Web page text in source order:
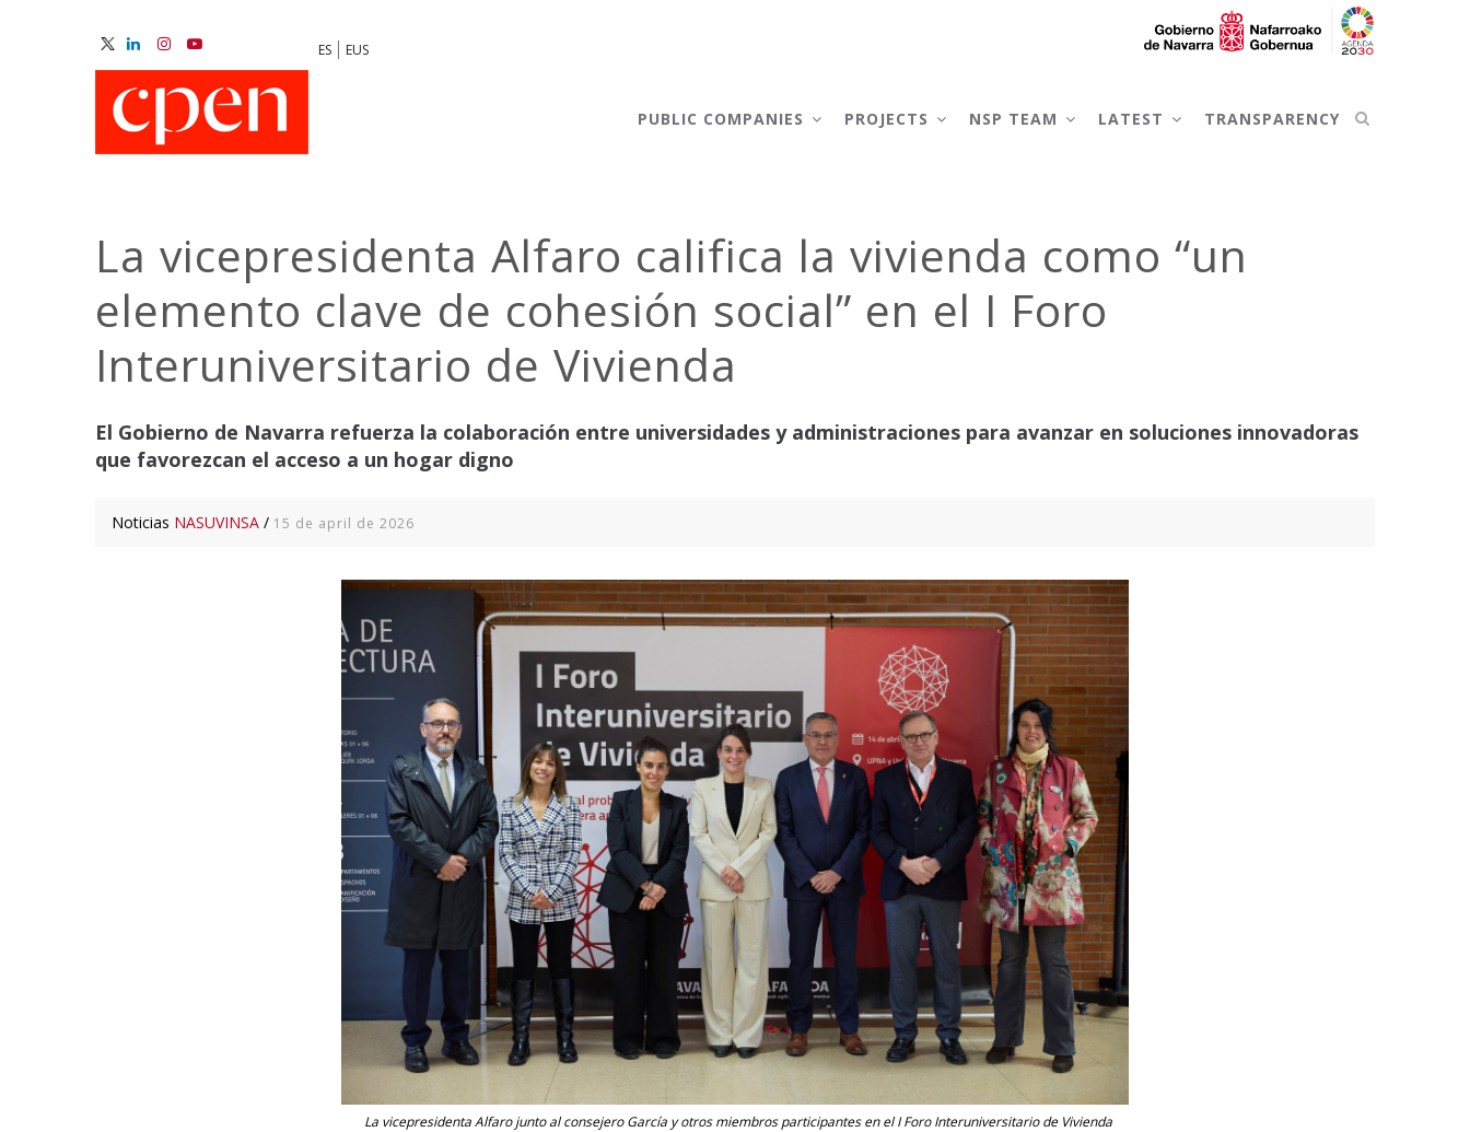
ES EUS
PUBLIC COMPANIES PROJECTS NSP TEAM LATEST TRANSPARENCY
La vicepresidenta Alfaro califica la vivienda como “un
elemento clave de cohesión social” en el I Foro
Interuniversitario de Vivienda
El Gobierno de Navarra refuerza la colaboración entre universidades y administraciones para avanzar en soluciones innovadoras
que favorezcan el acceso a un hogar digno
Noticias NASUVINSA / 15 de april de 2026
La vicepresidenta Alfaro junto al consejero García y otros miembros participantes en el I Foro Interuniversitario de Vivienda